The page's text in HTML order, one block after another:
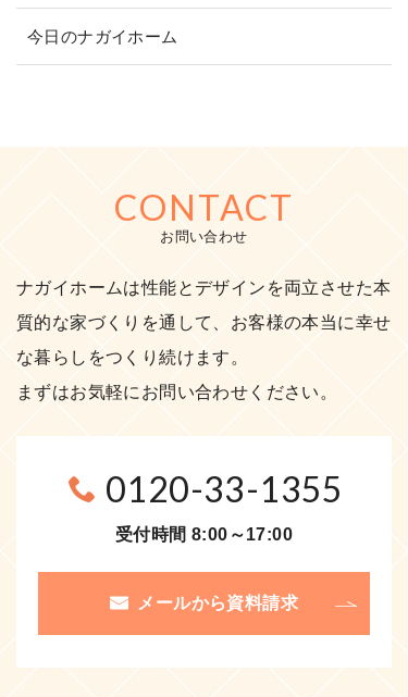
今日のナガイホーム
CONTACT
お問い合わせ
ナガイホームは性能とデザインを両立させた本
質的な家づくりを通して、お客様の本当に幸せ
な暮らしをつくり続けます。
まずはお気軽にお問い合わせください。
0120-33-1355
受付時間 8:00～17:00
メールから資料請求